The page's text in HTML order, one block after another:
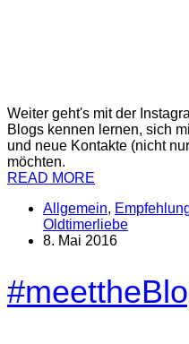
Weiter geht's mit der
Blogs kennen lernen, sich
und neue Kontakte (nicht
möchten.
READ MORE
Allgemein,
Oldtimerliebe
8. Mai 2016